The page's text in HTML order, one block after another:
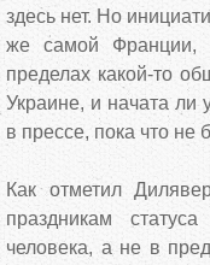
здесь нет. Но
же самой Франции,
пределах какой-то
Украине, и начата
в прессе, пока что не
Как отметил
праздникам
человека, а не в